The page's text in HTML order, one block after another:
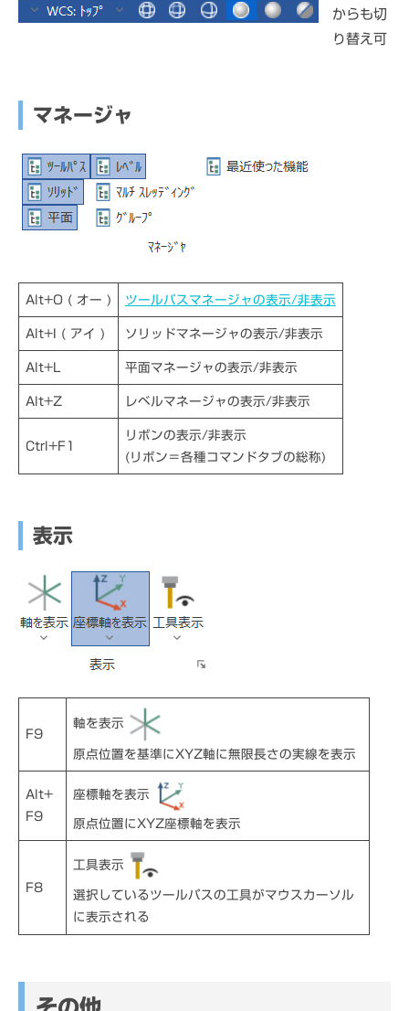
からも切
り替え可
マネージャ
Alt+O ( オー ) ツールパスマネージャの表示/非表示
Alt+I ( アイ ) ソリッドマネージャの表示/非表示
Alt+L 平面マネージャの表示/非表示
Alt+Z レベルマネージャの表示/非表示
Ctrl+F1
リボンの表示/非表示
(リボン＝各種コマンドタブの総称)
表示
F9
軸を表示
原点位置を基準にXYZ軸に無限長さの実線を表示
Alt+
F9
座標軸を表示
原点位置にXYZ座標軸を表示
F8
工具表示
選択しているツールパスの工具がマウスカーソル
に表示される